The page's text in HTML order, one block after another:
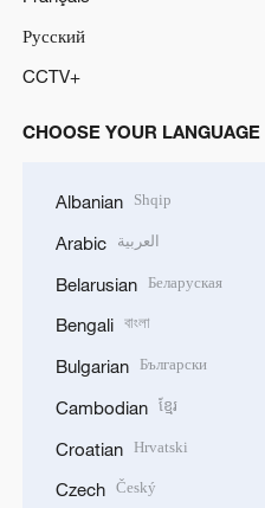
Русский
CCTV+
CHOOSE YOUR LANGUAGE
Albanian Shqip
Arabic العربية
Belarusian Беларуская
Bengali বাংলা
Bulgarian Български
Cambodian ខ្មែរ
Croatian Hrvatski
Czech Český